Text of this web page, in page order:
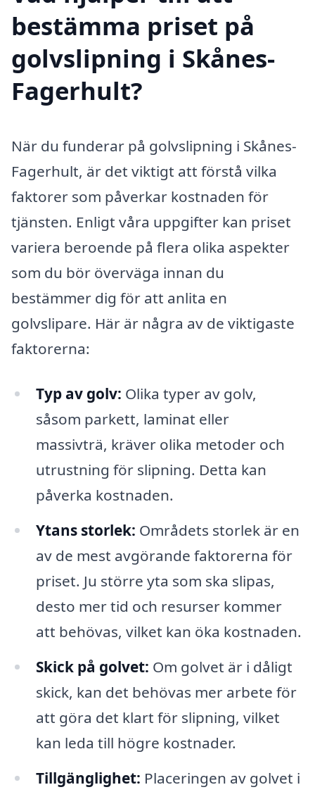
bestämma priset på
golvslipning i Skånes-
Fagerhult?
När du funderar på golvslipning i Skånes-
Fagerhult, är det viktigt att förstå vilka
faktorer som påverkar kostnaden för
tjänsten. Enligt våra uppgifter kan priset
variera beroende på flera olika aspekter
som du bör överväga innan du
bestämmer dig för att anlita en
golvslipare. Här är några av de viktigaste
faktorerna:
Typ av golv: Olika typer av golv,
såsom parkett, laminat eller
massivträ, kräver olika metoder och
utrustning för slipning. Detta kan
påverka kostnaden.
Ytans storlek: Områdets storlek är en
av de mest avgörande faktorerna för
priset. Ju större yta som ska slipas,
desto mer tid och resurser kommer
att behövas, vilket kan öka kostnaden.
Skick på golvet: Om golvet är i dåligt
skick, kan det behövas mer arbete för
att göra det klart för slipning, vilket
kan leda till högre kostnader.
Tillgänglighet: Placeringen av golvet i